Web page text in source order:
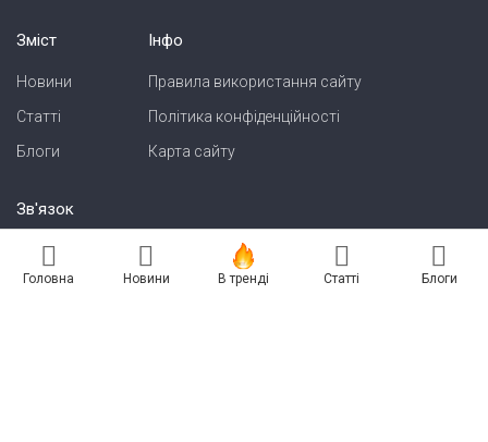
Зміст
Новини
Статті
Блоги
Інфо
Правила використання сайту
Політика конфіденційності
Карта сайту
Зв'язок
Реклама на сайті
Есть новость? Присылайте — разместим!
Головна Новини В тренді Статті Блоги